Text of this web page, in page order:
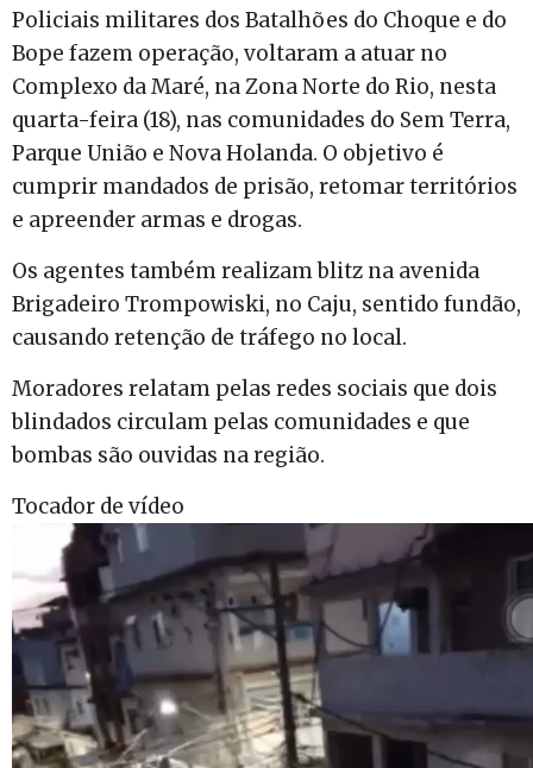
Policiais militares dos Batalhões do Choque e do
Bope fazem operação, voltaram a atuar no
Complexo da Maré, na Zona Norte do Rio, nesta
quarta-feira (18), nas comunidades do Sem Terra,
Parque União e Nova Holanda. O objetivo é
cumprir mandados de prisão, retomar territórios
e apreender armas e drogas.
Os agentes também realizam blitz na avenida
Brigadeiro Trompowiski, no Caju, sentido fundão,
causando retenção de tráfego no local.
Moradores relatam pelas redes sociais que dois
blindados circulam pelas comunidades e que
bombas são ouvidas na região.
Tocador de vídeo